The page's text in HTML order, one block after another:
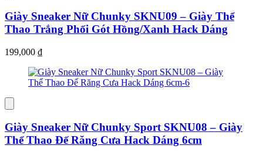
Giày Sneaker Nữ Chunky SKNU09 – Giày Thể
Thao Trắng Phối Gót Hồng/Xanh Hack Dáng
199,000 ₫
Giày Sneaker Nữ Chunky Sport SKNU08 – Giày
Thể Thao Đế Răng Cưa Hack Dáng 6cm